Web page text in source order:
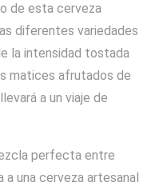
de esta cerveza
diferentes variedades
la intensidad tostada
matices afrutados de
a un viaje de
perfecta entre
una cerveza artesanal